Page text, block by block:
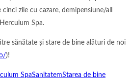
zile cu cazare, demipensiune/all
Spa.
sănătate și stare de bine alături de noi
)!
SpaSanitatemStarea de bine